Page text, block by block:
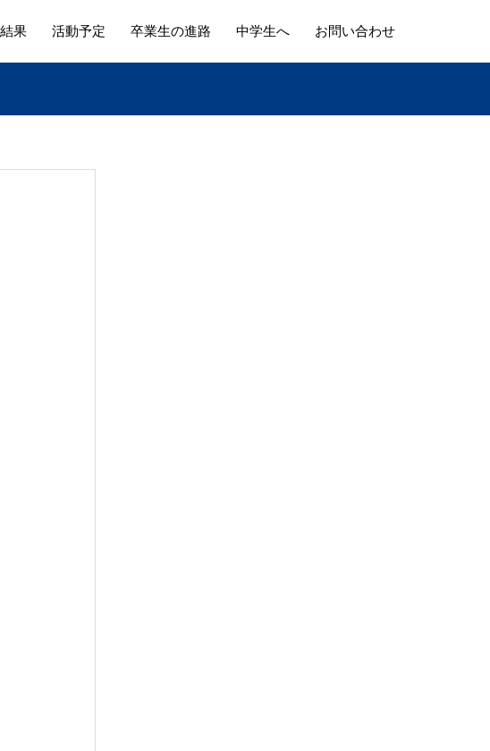
果 活動予定 卒業生の進路 中学生へ お問い合わせ